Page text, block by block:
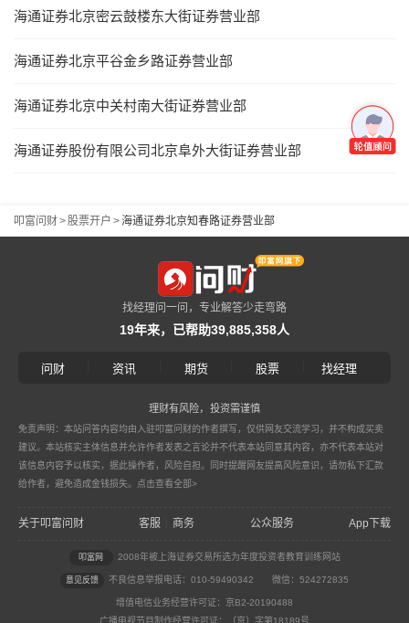
海通证券北京密云鼓楼东大街证券营业部
海通证券北京平谷金乡路证券营业部
海通证券北京中关村南大街证券营业部
海通证券股份有限公司北京阜外大街证券营业部
叩富问财> 股票开户 >海通证券北京知春路证券营业部
找经理问一问，专业解答少走弯路
19年来，已帮助39,885,358人
问财 资讯 期货 股票 找经理
理财有风险，投资需谨慎
免责声明：本站问答内容均由入驻叩富问财的作者撰写，仅供网友交流学习，并不构成买卖
建议。本站核实主体信息并允许作者发表之言论并不代表本站同意其内容，亦不代表本站对
该信息内容予以核实，据此操作者，风险自担。同时提醒网友提高风险意识，请勿私下汇款
给作者，避免造成金钱损失。 点击查看全部>
关于叩富问财 客服 商务 公众服务 App下载
叩富网 2008年被上海证券交易所选为年度投资者教育训练网站
意见反馈 不良信息举报电话：010-59490342 微信：524272835
增值电信业务经营许可证：京B2-20190488
广播电视节目制作经营许可证：（京）字第18189号